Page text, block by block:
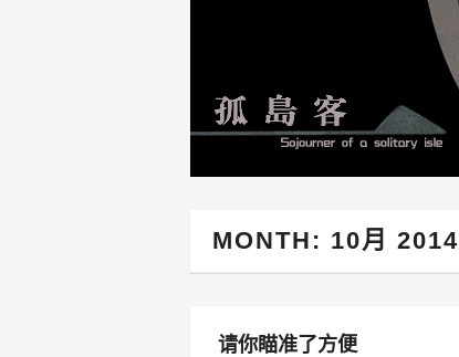
MONTH: 10月 2014
请你瞄准了方便